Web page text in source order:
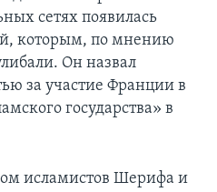
сетях появилась
которым, по мнению
Он назвал
за участие Франции в
государства» в
исламистов Шерифа и